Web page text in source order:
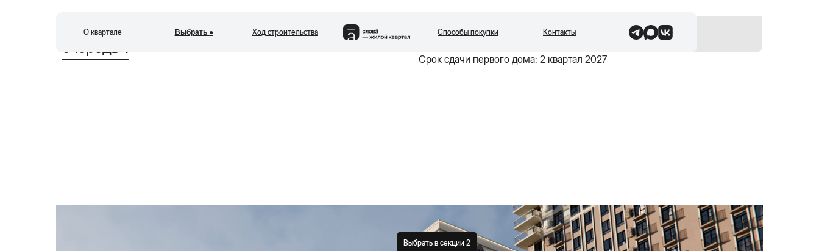
Квартиры Квартал Двор парк Генплан Паркинг и кладовые Район
О квартале Выбрать ● Ход строительства Способы покупки Контакты
Срок сдачи первого дома: 2 квартал 2027
очередь 1
Выбрать в секции 2